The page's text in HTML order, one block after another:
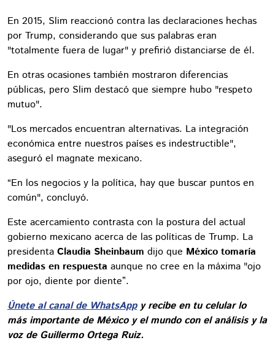
En 2015, Slim reaccionó contra las declaraciones hechas
por Trump, considerando que sus palabras eran
"totalmente fuera de lugar" y prefirió distanciarse de él.
En otras ocasiones también mostraron diferencias
públicas, pero Slim destacó que siempre hubo "respeto
mutuo".
"Los mercados encuentran alternativas. La integración
económica entre nuestros países es indestructible",
aseguró el magnate mexicano.
“En los negocios y la política, hay que buscar puntos en
común", concluyó.
Este acercamiento contrasta con la postura del actual
gobierno mexicano acerca de las políticas de Trump. La
presidenta Claudia Sheinbaum dijo que México tomaría
medidas en respuesta aunque no cree en la máxima "ojo
por ojo, diente por diente”.
Únete al canal de WhatsAppy recibe en tu celular lo
más importante de México y el mundo con el análisis y la
voz de Guillermo Ortega Ruiz.